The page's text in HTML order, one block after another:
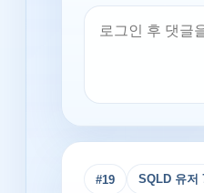
#19 SQLD 유저